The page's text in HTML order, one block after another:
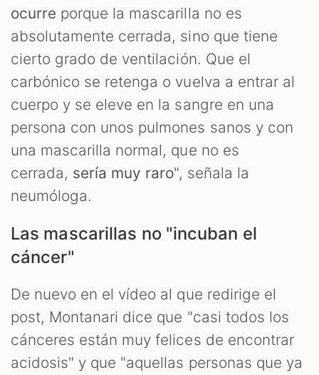
ocurre porque la mascarilla no es
absolutamente cerrada, sino que tiene
cierto grado de ventilación. Que el
carbónico se retenga o vuelva a entrar al
cuerpo y se eleve en la sangre en una
persona con unos pulmones sanos y con
una mascarilla normal, que no es
cerrada, sería muy raro", señala la
neumóloga.
Las mascarillas no "incuban el
cáncer"
De nuevo en el vídeo al que redirige el
post, Montanari dice que "casi todos los
cánceres están muy felices de encontrar
acidosis" y que "aquellas personas que ya